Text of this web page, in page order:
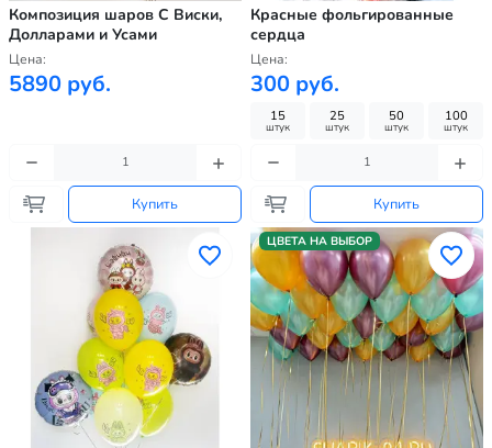
Композиция шаров С Виски,
Долларами и Усами
Цена:
5890 руб.
Купить
Красные фольгированные
сердца
Цена:
300 руб.
15
штук
25
штук
50
штук
100
штук
Купить
ЦВЕТА НА ВЫБОР